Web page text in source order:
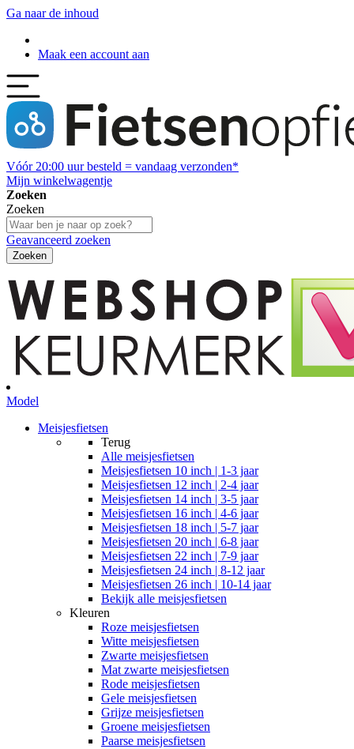
Ga naar de inhoud
Maak een account aan
Vóór 20:00 uur besteld = vandaag verzonden*
Mijn winkelwagentje
Zoeken
Zoeken
Geavanceerd zoeken
Zoeken
Model
Meisjesfietsen
Terug
Alle meisjesfietsen
Meisjesfietsen 10 inch | 1-3 jaar
Meisjesfietsen 12 inch | 2-4 jaar
Meisjesfietsen 14 inch | 3-5 jaar
Meisjesfietsen 16 inch | 4-6 jaar
Meisjesfietsen 18 inch | 5-7 jaar
Meisjesfietsen 20 inch | 6-8 jaar
Meisjesfietsen 22 inch | 7-9 jaar
Meisjesfietsen 24 inch | 8-12 jaar
Meisjesfietsen 26 inch | 10-14 jaar
Bekijk alle meisjesfietsen
Kleuren
Roze meisjesfietsen
Witte meisjesfietsen
Zwarte meisjesfietsen
Mat zwarte meisjesfietsen
Rode meisjesfietsen
Gele meisjesfietsen
Grijze meisjesfietsen
Groene meisjesfietsen
Paarse meisjesfietsen